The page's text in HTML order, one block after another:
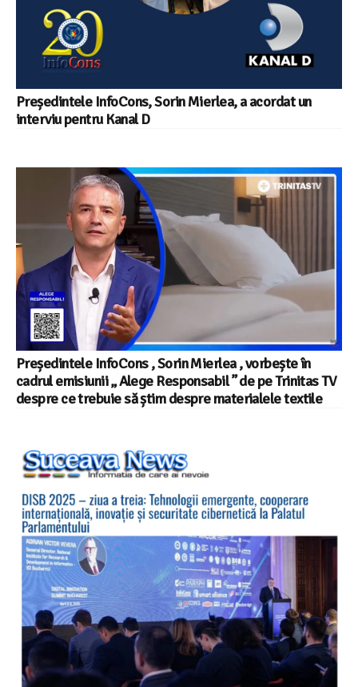
Președintele InfoCons, Sorin Mierlea, a acordat un
interviu pentru Kanal D
Președintele InfoCons , Sorin Mierlea , vorbește în
cadrul emisiunii „ Alege Responsabil ” de pe Trinitas TV
despre ce trebuie să știm despre materialele textile